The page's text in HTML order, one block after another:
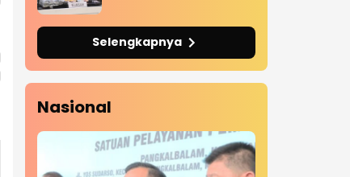
Selengkapnya
Nasional